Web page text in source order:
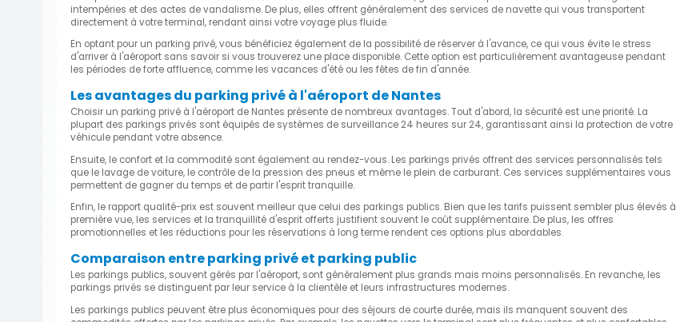
intempéries et des actes de vandalisme. De plus, elles offrent généralement des services de navette qui vous transportent
directement à votre terminal, rendant ainsi votre voyage plus fluide.
En optant pour un parking privé, vous bénéficiez également de la possibilité de réserver à l'avance, ce qui vous évite le stress
d'arriver à l'aéroport sans savoir si vous trouverez une place disponible. Cette option est particulièrement avantageuse pendant
les périodes de forte affluence, comme les vacances d'été ou les fêtes de fin d'année.
Les avantages du parking privé à l'aéroport de Nantes
Choisir un parking privé à l'aéroport de Nantes présente de nombreux avantages. Tout d'abord, la sécurité est une priorité. La
plupart des parkings privés sont équipés de systèmes de surveillance 24 heures sur 24, garantissant ainsi la protection de votre
véhicule pendant votre absence.
Ensuite, le confort et la commodité sont également au rendez-vous. Les parkings privés offrent des services personnalisés tels
que le lavage de voiture, le contrôle de la pression des pneus et même le plein de carburant. Ces services supplémentaires vous
permettent de gagner du temps et de partir l'esprit tranquille.
Enfin, le rapport qualité-prix est souvent meilleur que celui des parkings publics. Bien que les tarifs puissent sembler plus élevés à
première vue, les services et la tranquillité d'esprit offerts justifient souvent le coût supplémentaire. De plus, les offres
promotionnelles et les réductions pour les réservations à long terme rendent ces options plus abordables.
Comparaison entre parking privé et parking public
Les parkings publics, souvent gérés par l'aéroport, sont généralement plus grands mais moins personnalisés. En revanche, les
parkings privés se distinguent par leur service à la clientèle et leurs infrastructures modernes.
Les parkings publics peuvent être plus économiques pour des séjours de courte durée, mais ils manquent souvent des